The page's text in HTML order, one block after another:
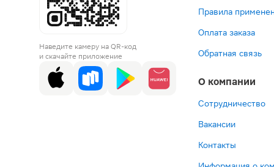
Наведите камеру на QR-код
и скачайте приложение
Правила
Оплата заказа
Обратная связь
О компании
Сотрудничество
Вакансии
Контакты